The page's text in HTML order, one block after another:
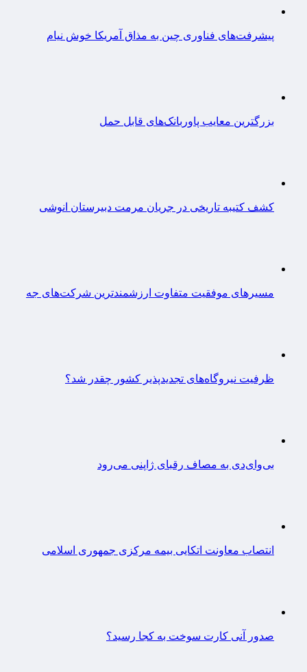
پیشرفت‌های فناوری چین به مذاق آمریکا خوش نیام
بزرگترین معایب پاوربانک‌های قابل حمل
کشف کتیبه تاریخی در جریان مرمت دبیرستان انوشی
مسیرهای موفقیت متفاوت ارزشمندترین شرکت‌های جه
ظرفیت نیروگاه‌های تجدیدپذیر کشور چقدر شد؟
بی‌وای‌دی به مصاف رقبای ژاپنی می‌رود
انتصاب معاونت اتکایی بیمه مرکزی جمهوری اسلامی
صدور آنی کارت سوخت به کجا رسید؟